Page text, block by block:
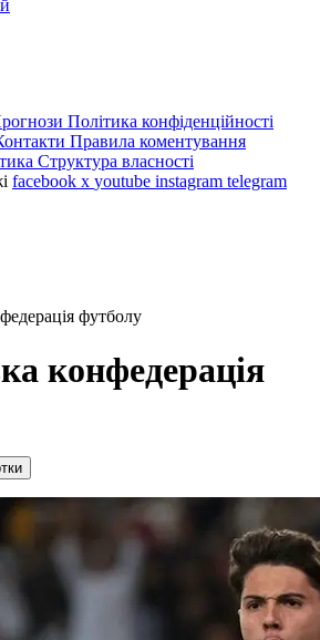
Політика конфіденційності
Правила коментування
Структура власності
facebook x youtube instagram telegram
футболу
конфедерація